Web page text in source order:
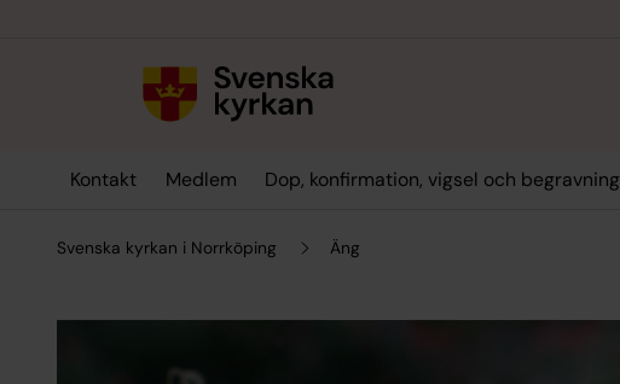
Kontakt Medlem Dop, konfirmation, vigsel och begravning
Svenska kyrkan i Norrköping Äng